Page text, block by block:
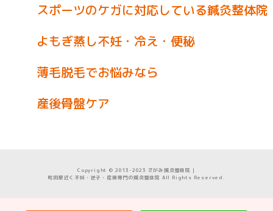
スポーツのケガに対応している鍼灸整体院
よもぎ蒸し不妊・冷え・便秘
薄毛脱毛でお悩みなら
産後骨盤ケア
Copyright © 2013-2023 さがみ鍼灸整骨院｜
町田駅近く不妊・逆子・産後専門の鍼灸整体院 All Rights Reserved.